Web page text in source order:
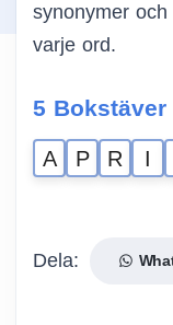
synonymer
varje ord.
5 Bokstäver
A P R I
Dela: